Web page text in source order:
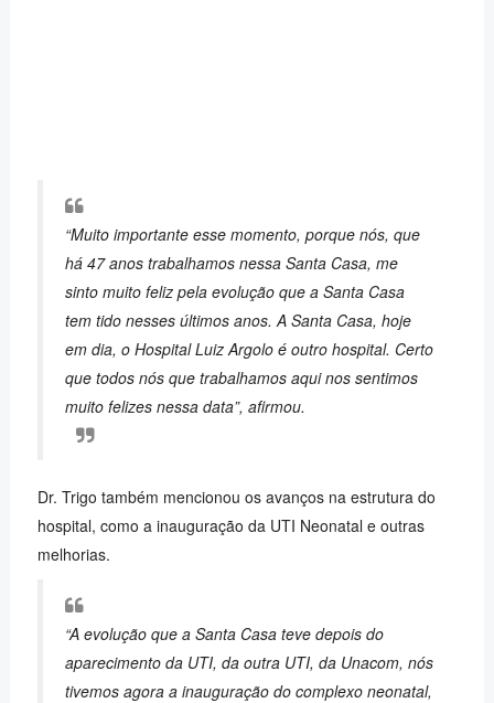
“Muito importante esse momento, porque nós, que
há 47 anos trabalhamos nessa Santa Casa, me
sinto muito feliz pela evolução que a Santa Casa
tem tido nesses últimos anos. A Santa Casa, hoje
em dia, o Hospital Luiz Argolo é outro hospital. Certo
que todos nós que trabalhamos aqui nos sentimos
muito felizes nessa data”, afirmou.
Dr. Trigo também mencionou os avanços na estrutura do
hospital, como a inauguração da UTI Neonatal e outras
melhorias.
“A evolução que a Santa Casa teve depois do
aparecimento da UTI, da outra UTI, da Unacom, nós
tivemos agora a inauguração do complexo neonatal,